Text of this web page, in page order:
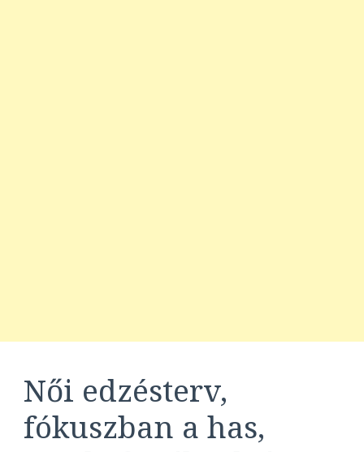
Női edzésterv,
fókuszban a has,